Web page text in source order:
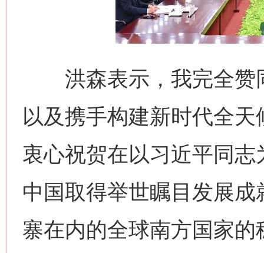
洪森表示，我完全赞
以及携手构建新时代全
衷心祝贺在以习近平同
中国取得举世瞩目发展
寨在内的全球南方国家